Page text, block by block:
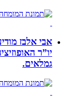
אבי אלבז מודיעין
יו”ר האופוזיציה,
גמלאים.